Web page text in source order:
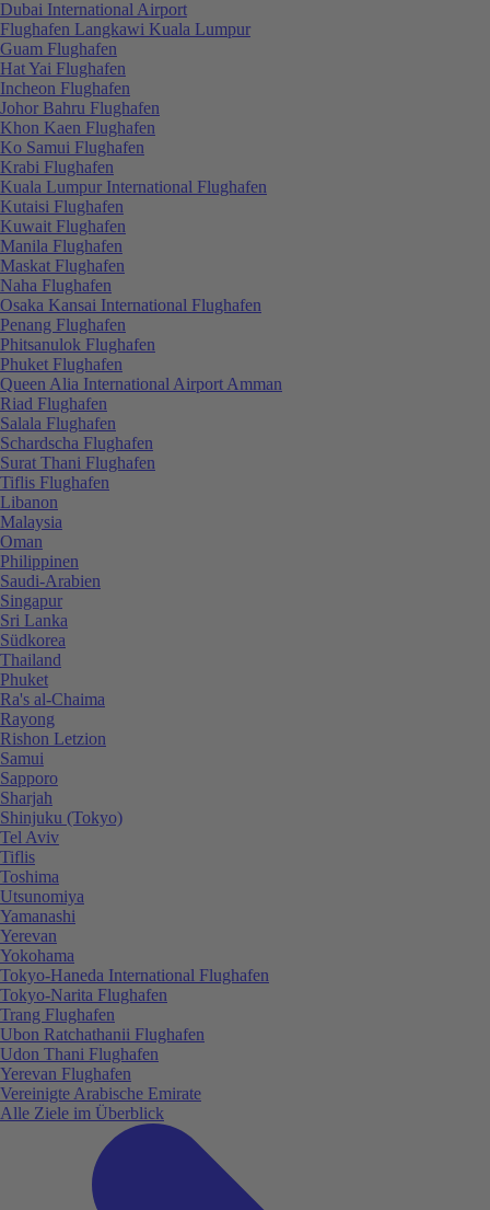
Dubai International Airport
Flughafen Langkawi Kuala Lumpur
Guam Flughafen
Hat Yai Flughafen
Incheon Flughafen
Johor Bahru Flughafen
Khon Kaen Flughafen
Ko Samui Flughafen
Krabi Flughafen
Kuala Lumpur International Flughafen
Kutaisi Flughafen
Kuwait Flughafen
Manila Flughafen
Maskat Flughafen
Naha Flughafen
Osaka Kansai International Flughafen
Penang Flughafen
Phitsanulok Flughafen
Phuket Flughafen
Queen Alia International Airport Amman
Riad Flughafen
Salala Flughafen
Schardscha Flughafen
Surat Thani Flughafen
Tiflis Flughafen
Libanon
Malaysia
Oman
Philippinen
Saudi-Arabien
Singapur
Sri Lanka
Südkorea
Thailand
Phuket
Ra's al-Chaima
Rayong
Rishon Letzion
Samui
Sapporo
Sharjah
Shinjuku (Tokyo)
Tel Aviv
Tiflis
Toshima
Utsunomiya
Yamanashi
Yerevan
Yokohama
Tokyo-Haneda International Flughafen
Tokyo-Narita Flughafen
Trang Flughafen
Ubon Ratchathanii Flughafen
Udon Thani Flughafen
Yerevan Flughafen
Vereinigte Arabische Emirate
Alle Ziele im Überblick